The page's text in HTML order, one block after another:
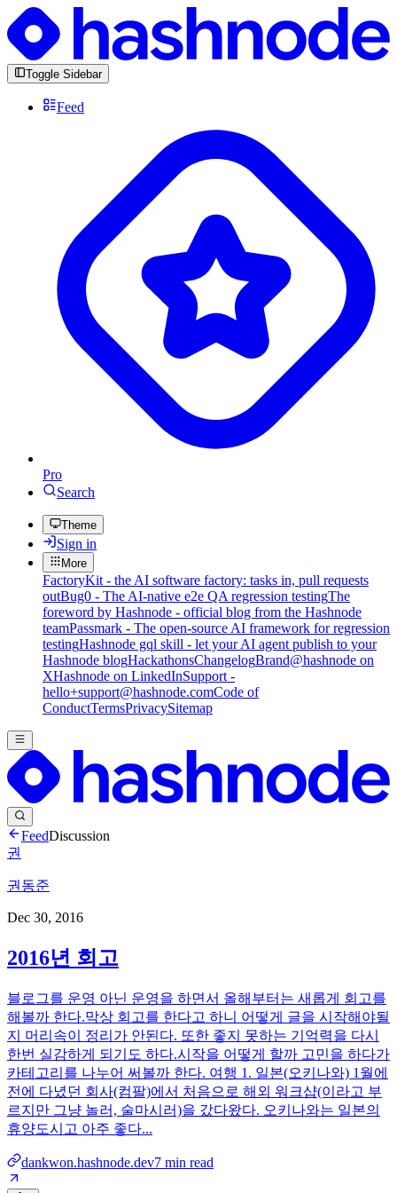
Toggle Sidebar
Feed
Pro
Search
Theme
Sign in
More
FactoryKit - the AI software factory: tasks in, pull requests
outBug0 - The AI-native e2e QA regression testingThe
foreword by Hashnode - official blog from the Hashnode
teamPassmark - The open-source AI framework for regression
testingHashnode gql skill - let your AI agent publish to your
Hashnode blogHackathonsChangelogBrand@hashnode on
XHashnode on LinkedInSupport -
hello+support@hashnode.comCode of
ConductTermsPrivacySitemap
FeedDiscussion
권
권동준
Dec 30, 2016
2016년 회고
블로그를 운영 아닌 운영을 하면서 올해부터는 새롭게 회고를
해볼까 한다.막상 회고를 한다고 하니 어떻게 글을 시작해야될
지 머리속이 정리가 안된다. 또한 좋지 못하는 기억력을 다시
한번 실감하게 되기도 하다.시작을 어떻게 할까 고민을 하다가
카테고리를 나누어 써볼까 한다. 여행 1. 일본(오키나와) 1월에
전에 다녔던 회사(컴팔)에서 처음으로 해외 워크샵(이라고 부
르지만 그냥 놀러, 술마시러)을 갔다왔다. 오키나와는 일본의
휴양도시고 아주 좋다...
dankwon.hashnode.dev7 min read